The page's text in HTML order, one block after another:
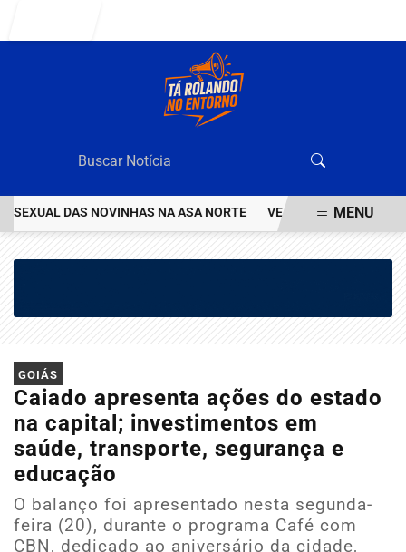
DAS NOVINHAS NA ASA NORTE VEJA QUEM ÉO VALENTÃO
MENU
GOIÁS
Caiado apresenta ações do estado
na capital; investimentos em
saúde, transporte, segurança e
educação
O balanço foi apresentado nesta segunda-
feira (20), durante o programa Café com
CBN, dedicado ao aniversário da cidade,